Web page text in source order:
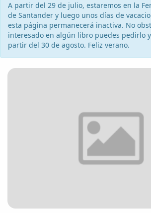
A partir del 29 de julio, estaremos en la
de Santander y luego unos días de
esta página permanecerá inactiva. No
interesado en algún libro puedes pedirlo
partir del 30 de agosto. Feliz verano.